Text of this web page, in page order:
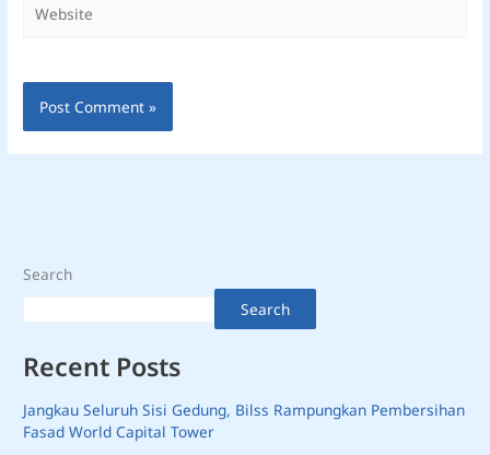
Search
Search
Recent Posts
Jangkau Seluruh Sisi Gedung, Bilss Rampungkan Pembersihan
Fasad World Capital Tower